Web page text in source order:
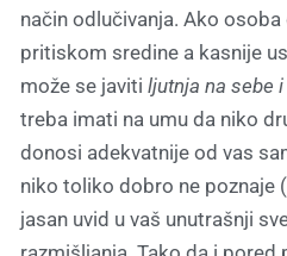
način odlučivanja. Ako
pritiskom sredine a kasnije
može se javiti ljutnja na sebe
treba imati na umu da niko
donosi adekvatnije od vas
niko toliko dobro ne poznaje
jasan uvid u vaš unutrašnji